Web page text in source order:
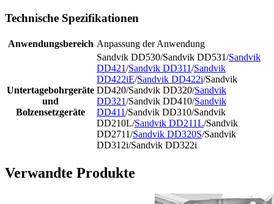
Technische Spezifikationen
Anwendungsbereich Anpassung der Anwendung
Untertagebohrgeräte
und
Bolzensetzgeräte
Sandvik DD530/Sandvik DD531/Sandvik
DD421/Sandvik DD311/Sandvik
DD422iE/Sandvik DD422i/Sandvik
DD420/Sandvik DD320/Sandvik
DD321/Sandvik DD410/Sandvik
DD411/Sandvik DD310/Sandvik
DD210L/Sandvik DD211L/Sandvik
DD2711/Sandvik DD320S/Sandvik
DD312i/Sandvik DD322i
Verwandte Produkte